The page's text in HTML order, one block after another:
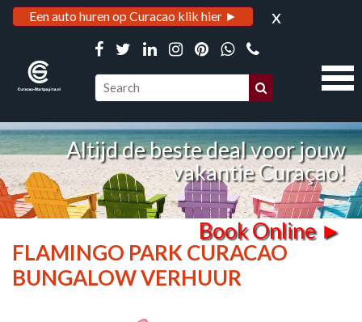
Een auto huren op Curacao klik hier ► x
Altijd de beste deal voor jouw
vakantie Curaçao!
Book Online ►
FLAMINGO PARK CURACAO
BUNGALOW VERHUUR